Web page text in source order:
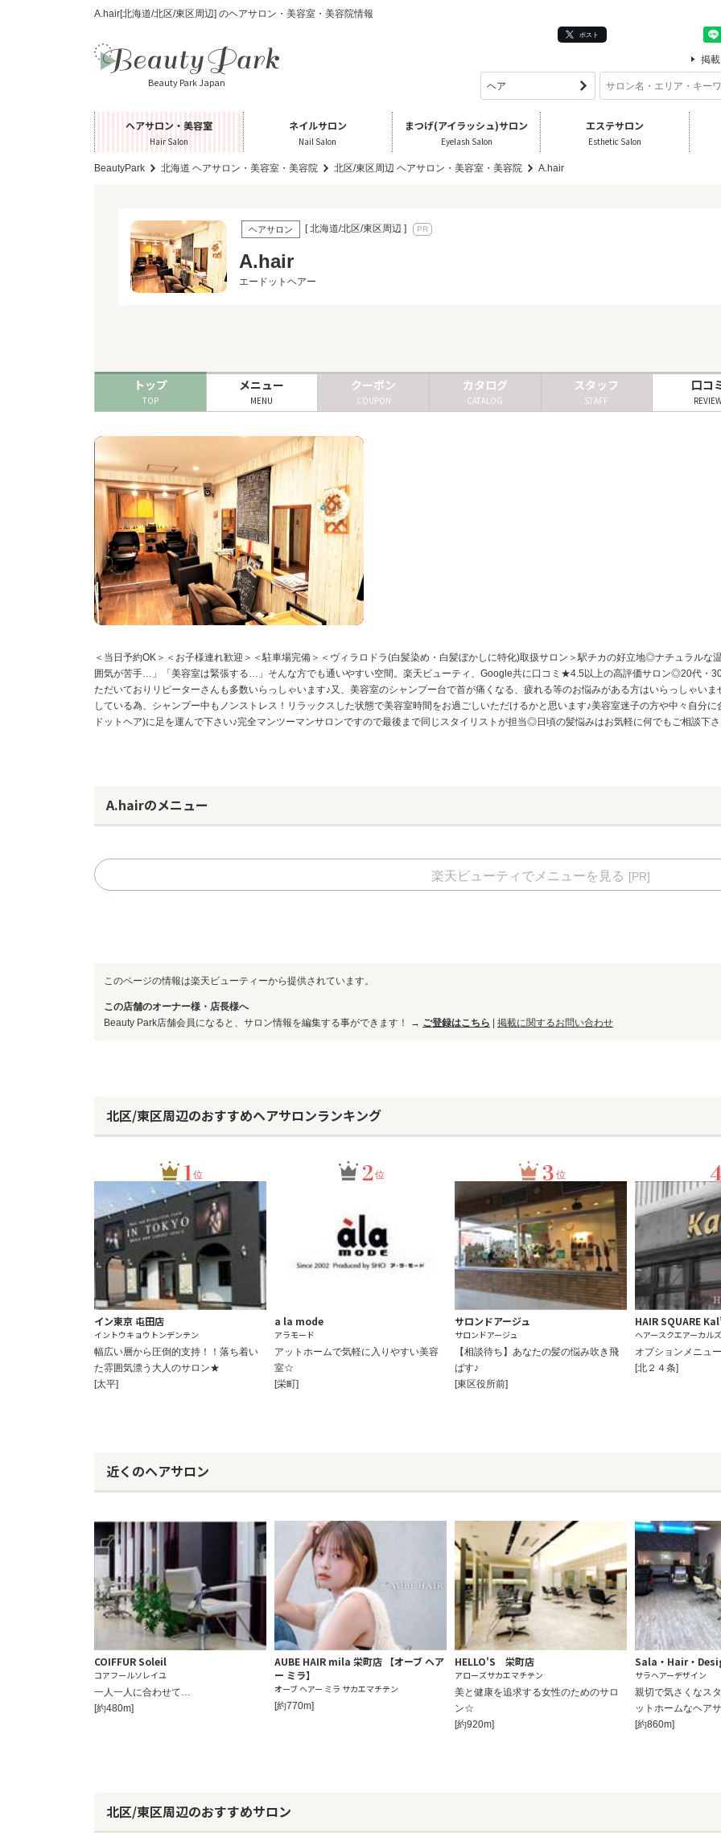
A.hair[北海道/北区/東区周辺] のヘアサロン・美容室・美容院情報
ポスト
Beauty Park Japan
掲
ヘアサロン・美容室
Hair Salon
ネイルサロン
Nail Salon
まつげ(アイラッシュ)サロン
Eyelash Salon
エステサロン
Esthetic Salon
BeautyPark 北海道 ヘアサロン・美容室・美容院 北区/東区周辺 ヘアサロン・美容室・美容院 A.hair
ヘアサロン [ 北海道/北区/東区周辺 ]
A.hair
エードットヘアー
トップ
TOP
メニュー
MENU
クーポン
COUPON
カタログ
CATALOG
スタッフ
STAFF
口コ
＜当日予約OK＞＜お子様連れ歓迎＞＜駐車場完備＞＜ヴィラロドラ(白髪染め・白髪ぼかしに特化)取扱サロン＞駅チカの好立地◎ナチュラルな
囲気が苦手…」「美容室は緊張する…」そんな方でも通いやすい空間。楽天ビューティ、Google共に口コミ★4.5以上の高評価サロン◎20代・
ただいておりリピーターさんも多数いらっしゃいます♪又、美容室のシャンプー台で首が痛くなる、疲れる等のお悩みがある方はいらっしゃい
している為、シャンプー中もノンストレス！リラックスした状態で美容室時間をお過ごしいただけるかと思います♪美容室迷子の方や中々自分
ドットヘア)に足を運んで下さい♪完全マンツーマンサロンですので最後まで同じスタイリストが担当◎日頃の髪悩みはお気軽に何でもご相談下
A.hairのメニュー
楽天ビューティでメニューを見る [PR]
このページの情報は楽天ビューティーから提供されています。
この店舗のオーナー様・店長様へ
Beauty Park店舗会員になると、サロン情報を編集する事ができます！ → ご登録はこちら | 掲載に関するお問い合わせ
北区/東区周辺のおすすめヘアサロンランキング
1位
イン東京 屯田店
イントウキョウトンデンテン
幅広い層から圧倒的支持！！落ち着い
た雰囲気漂う大人のサロン★
[太平]
2 位
a la mode
アラモード
アットホームで気軽に入りやすい美容
室☆
[栄町]
3 位
サロンドアージュ
サロンドアージュ
【相談待ち】あなたの髪の悩み吹き飛
ばす♪
[東区役所前]
HAIR SQUARE
ヘアースクエアーカルズ
オプションメニュ
[北２４条]
近くのヘアサロン
COIFFUR Soleil
コアフールソレイユ
一人一人に合わせて…
[約480m]
AUBE HAIR mila 栄町店 【オーブ ヘア
ー ミラ】
オーブ ヘアー ミラ サカエマチテン
[約770m]
HELLO'S 栄町店
アローズサカエマチテン
美と健康を追求する女性のためのサロ
ン☆
[約920m]
Sala・Hair・
サラヘアーデザイン
親切で気さくなス
ットホームなヘア
[約860m]
北区/東区周辺のおすすめサロン